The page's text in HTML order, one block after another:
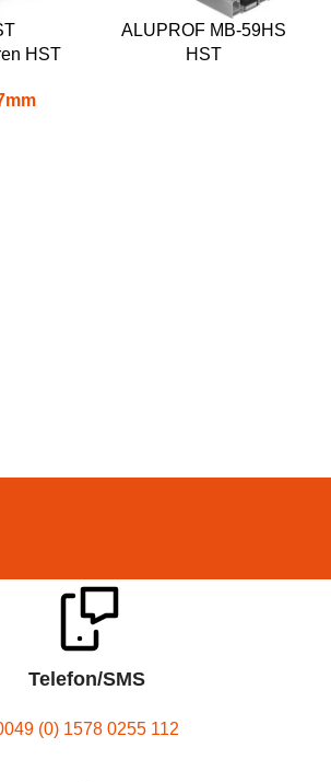
HST
ALUPROF MB-59HS
HST
Telefon/SMS
(0) 1578 0255 112